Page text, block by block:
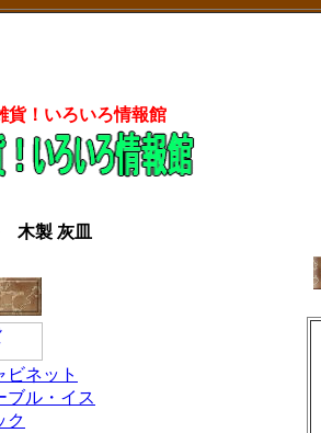
貨！いろいろ情報館
木製 灰皿
ビネット
ブル・イス
ク